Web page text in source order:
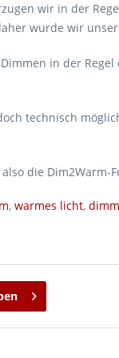
wir in der
wurde wir
Dimmen in der
technisch
die Dim2Warm-
, warmes licht,